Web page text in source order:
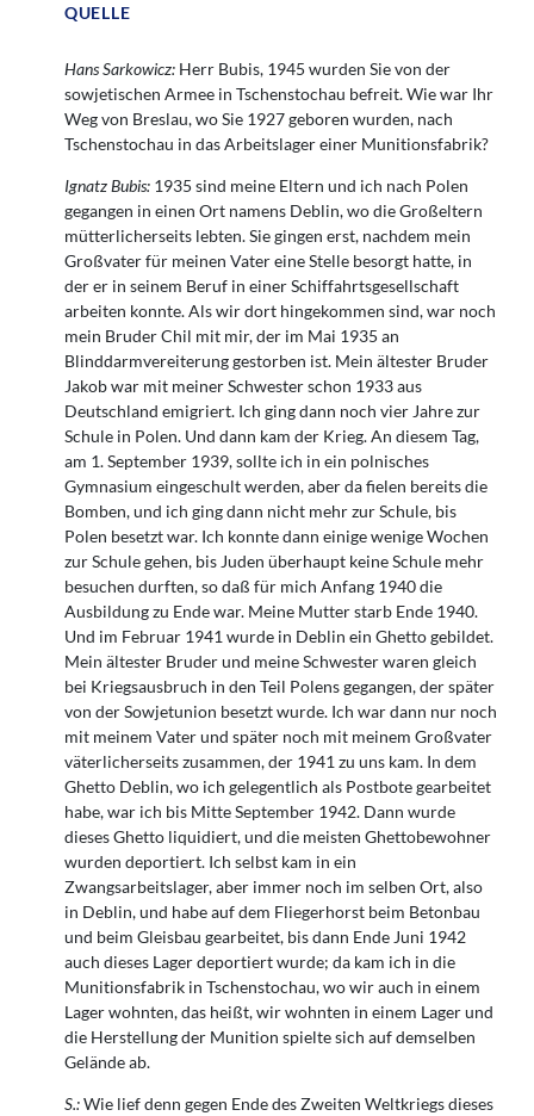
QUELLE
Hans Sarkowicz: Herr Bubis, 1945 wurden Sie von der
sowjetischen Armee in Tschenstochau befreit. Wie war Ihr
Weg von Breslau, wo Sie 1927 geboren wurden, nach
Tschenstochau in das Arbeitslager einer Munitionsfabrik?
Ignatz Bubis: 1935 sind meine Eltern und ich nach Polen
gegangen in einen Ort namens Deblin, wo die Großeltern
mütterlicherseits lebten. Sie gingen erst, nachdem mein
Großvater für meinen Vater eine Stelle besorgt hatte, in
der er in seinem Beruf in einer Schiffahrtsgesellschaft
arbeiten konnte. Als wir dort hingekommen sind, war noch
mein Bruder Chil mit mir, der im Mai 1935 an
Blinddarmvereiterung gestorben ist. Mein ältester Bruder
Jakob war mit meiner Schwester schon 1933 aus
Deutschland emigriert. Ich ging dann noch vier Jahre zur
Schule in Polen. Und dann kam der Krieg. An diesem Tag,
am 1. September 1939, sollte ich in ein polnisches
Gymnasium eingeschult werden, aber da fielen bereits die
Bomben, und ich ging dann nicht mehr zur Schule, bis
Polen besetzt war. Ich konnte dann einige wenige Wochen
zur Schule gehen, bis Juden überhaupt keine Schule mehr
besuchen durften, so daß für mich Anfang 1940 die
Ausbildung zu Ende war. Meine Mutter starb Ende 1940.
Und im Februar 1941 wurde in Deblin ein Ghetto gebildet.
Mein ältester Bruder und meine Schwester waren gleich
bei Kriegsausbruch in den Teil Polens gegangen, der später
von der Sowjetunion besetzt wurde. Ich war dann nur noch
mit meinem Vater und später noch mit meinem Großvater
väterlicherseits zusammen, der 1941 zu uns kam. In dem
Ghetto Deblin, wo ich gelegentlich als Postbote gearbeitet
habe, war ich bis Mitte September 1942. Dann wurde
dieses Ghetto liquidiert, und die meisten Ghettobewohner
wurden deportiert. Ich selbst kam in ein
Zwangsarbeitslager, aber immer noch im selben Ort, also
in Deblin, und habe auf dem Fliegerhorst beim Betonbau
und beim Gleisbau gearbeitet, bis dann Ende Juni 1942
auch dieses Lager deportiert wurde; da kam ich in die
Munitionsfabrik in Tschenstochau, wo wir auch in einem
Lager wohnten, das heißt, wir wohnten in einem Lager und
die Herstellung der Munition spielte sich auf demselben
Gelände ab.
S.:Wie lief denn gegen Ende des Zweiten Weltkriegs dieses